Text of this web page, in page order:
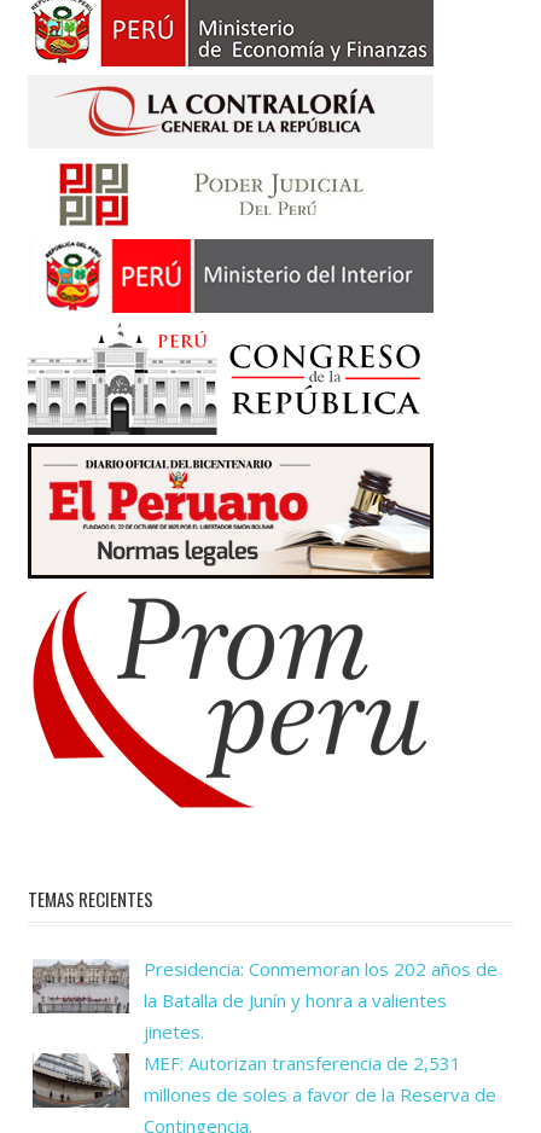
TEMAS RECIENTES
Presidencia: Conmemoran los 202 años de
la Batalla de Junín y honra a valientes
jinetes.
MEF: Autorizan transferencia de 2,531
millones de soles a favor de la Reserva de
Contingencia.